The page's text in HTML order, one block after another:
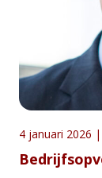
4 januari 2026 |